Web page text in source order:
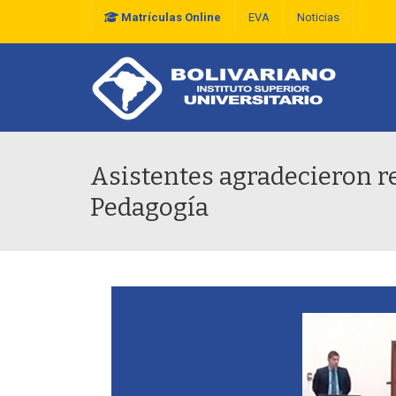
Matrículas Online EVA Noticias
Asistentes agradecieron
Pedagogía